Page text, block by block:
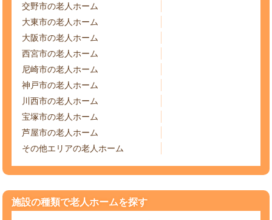
交野市の老人ホーム
大東市の老人ホーム
大阪市の老人ホーム
西宮市の老人ホーム
尼崎市の老人ホーム
神戸市の老人ホーム
川西市の老人ホーム
宝塚市の老人ホーム
芦屋市の老人ホーム
その他エリアの老人ホーム
施設の種類で老人ホームを探す